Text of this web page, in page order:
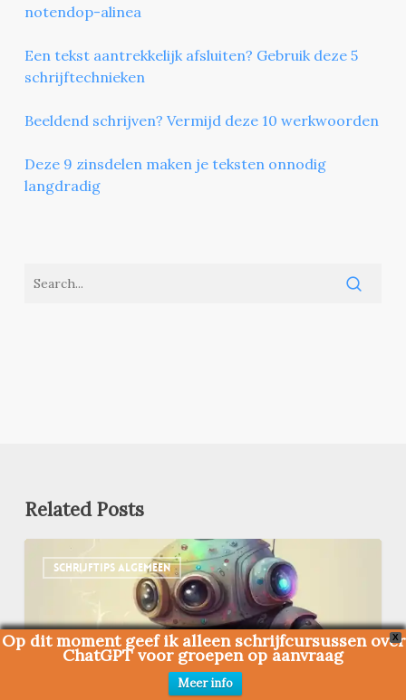
notendop-alinea
Een tekst aantrekkelijk afsluiten? Gebruik deze 5
schrijftechnieken
Beeldend schrijven? Vermijd deze 10 werkwoorden
Deze 9 zinsdelen maken je teksten onnodig
langdradig
Related Posts
SCHRIJFTIPS ALGEMEEN
ChatGPT
schrijven?
X
Op dit moment geef ik alleen schrijfcursussen over
ChatGPT voor groepen op aanvraag
Meer info